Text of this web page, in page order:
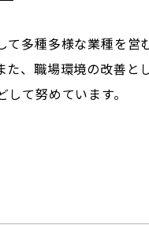
て多種多様な業種を営
た、職場環境の改善
て努めています。